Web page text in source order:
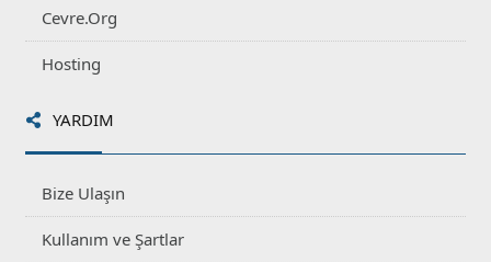
Cevre.Org
Hosting
YARDIM
Bize Ulaşın
Kullanım ve Şartlar